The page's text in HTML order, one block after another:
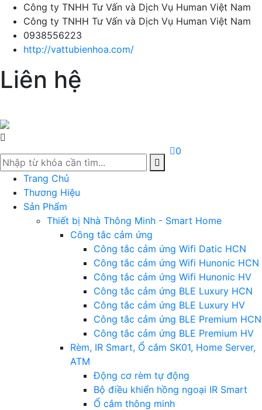
Công ty TNHH Tư Vấn và Dịch Vụ Human Việt Nam
Công ty TNHH Tư Vấn và Dịch Vụ Human Việt Nam
0938556223
http://vattubienhoa.com/
Liên hệ
0
Trang Chủ
Thương Hiệu
Sản Phẩm
Thiết bị Nhà Thông Minh - Smart Home
Công tắc cảm ứng
Công tắc cảm ứng Wifi Datic HCN
Công tắc cảm ứng Wifi Hunonic HCN
Công tắc cảm ứng Wifi Hunonic HV
Công tắc cảm ứng BLE Luxury HCN
Công tắc cảm ứng BLE Luxury HV
Công tắc cảm ứng BLE Premium HCN
Công tắc cảm ứng BLE Premium HV
Rèm, IR Smart, Ổ cắm SK01, Home Server,
ATM
Động cơ rèm tự động
Bộ điều khiển hồng ngoại IR Smart
Ổ cắm thông minh